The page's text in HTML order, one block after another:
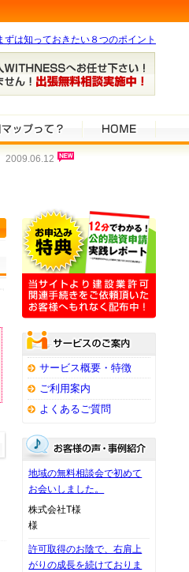
サービス概要・特徴
ご利用案内
よくあるご質問
地域の無料相談会で初めて
お会いしました。
株式会社T様
様
許可取得のお陰で、右肩上
がりの成長を続けておりま
ずは知っておきたい８つのポイント
2009.06.12